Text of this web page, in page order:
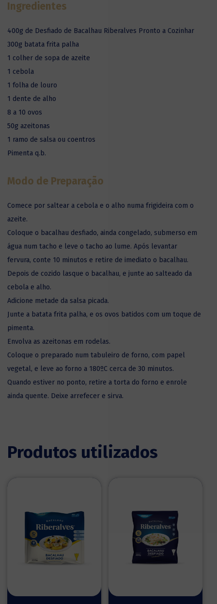
Ingredientes
400g de Desfiado de Bacalhau Riberalves Pronto a Cozinhar
300g batata frita palha
1 colher de sopa de azeite
1 cebola
1 folha de louro
1 dente de alho
8 a 10 ovos
50g azeitonas
1 ramo de salsa ou coentros
Pimenta q.b.
Modo de Preparação
Comece por saltear a cebola e o alho numa frigideira com o
azeite.
Coloque o bacalhau desfiado, ainda congelado, submerso em
água num tacho e leve o tacho ao lume. Após levantar
fervura, conte 10 minutos e retire de imediato o bacalhau.
Depois de cozido lasque o bacalhau, e junte ao salteado da
cebola e alho.
Adicione metade da salsa picada.
Junte a batata frita palha, e os ovos batidos com um toque de
pimenta.
Envolva as azeitonas em rodelas.
Coloque o preparado num tabuleiro de forno, com papel
vegetal, e leve ao forno a 180ºC cerca de 30 minutos.
Quando estiver no ponto, retire a torta do forno e enrole
ainda quente. Deixe arrefecer e sirva.
Produtos utilizados